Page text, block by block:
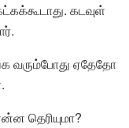
கடவுள்
வரும்போது ஏதேதோ
தெரியுமா?